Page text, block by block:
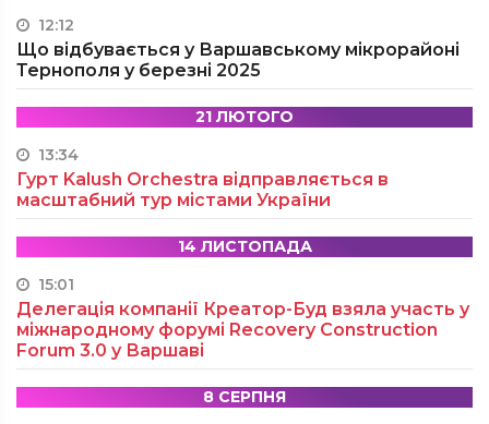
12:12
Що відбувається у Варшавському мікрорайоні
Тернополя у березні 2025
21 ЛЮТОГО
13:34
Гурт Kalush Orchestra відправляється в
масштабний тур містами України
14 ЛИСТОПАДА
15:01
Делегація компанії Креатор-Буд взяла участь у
міжнародному форумі Recovery Construction
Forum 3.0 у Варшаві
8 СЕРПНЯ